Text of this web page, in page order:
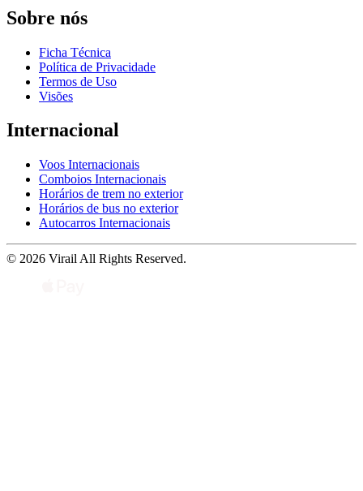
Sobre nós
Ficha Técnica
Política de Privacidade
Termos de Uso
Visões
Internacional
Voos Internacionais
Comboios Internacionais
Horários de trem no exterior
Horários de bus no exterior
Autocarros Internacionais
© 2026 Virail All Rights Reserved.